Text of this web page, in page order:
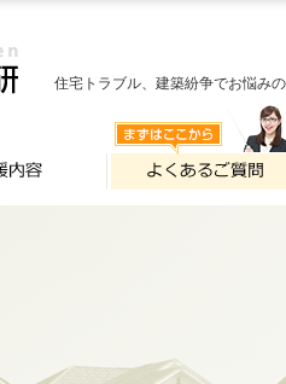
住宅トラブル、建築紛争でお悩み